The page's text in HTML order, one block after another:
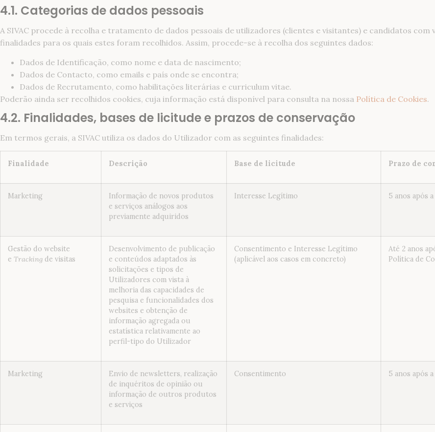
4.1. Categorias de dados pessoais
A SIVAC procede à recolha e tratamento de dados pessoais de utilizadores (clientes e visitantes) e candidatos com
finalidades para os quais estes foram recolhidos. Assim, procede-se à recolha dos seguintes dados:
Dados de Identificação, como nome e data de nascimento;
Dados de Contacto, como emails e país onde se encontra;
Dados de Recrutamento, como habilitações literárias e curriculum vitae.
Poderão ainda ser recolhidos cookies, cuja informação está disponível para consulta na nossa Política de Cookies.
4.2. Finalidades, bases de licitude e prazos de conservação
Em termos gerais, a SIVAC utiliza os dados do Utilizador com as seguintes finalidades:
Finalidade Descrição Base de licitude Prazo de
Marketing
Informação de novos produtos
e serviços análogos aos
previamente adquiridos
Interesse Legítimo 5 anos após
Gestão do website
e Tracking de visitas
Desenvolvimento de publicação
e conteúdos adaptados às
solicitações e tipos de
Utilizadores com vista à
melhoria das capacidades de
pesquisa e funcionalidades dos
websites e obtenção de
informação agregada ou
estatística relativamente ao
perfil-tipo do Utilizador
Consentimento e Interesse Legítimo
(aplicável aos casos em concreto)
Até 2 anos
Política de
Marketing
Envio de newsletters, realização
de inquéritos de opinião ou
informação de outros produtos
e serviços
Consentimento 5 anos após